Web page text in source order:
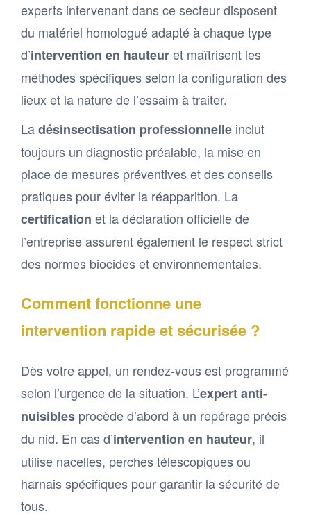
experts intervenant dans ce secteur disposent
du matériel homologué adapté à chaque type
d’intervention en hauteuret maîtrisent les
méthodes spécifiques selon la configuration des
lieux et la nature de l’essaim à traiter.
Ladésinsectisation professionnelle inclut
toujours un diagnostic préalable, la mise en
place de mesures préventives et des conseils
pratiques pour éviter la réapparition. La
certification et la déclaration officielle de
l’entreprise assurent également le respect strict
des normes biocides et environnementales.
Comment fonctionne une
intervention rapide et sécurisée ?
Dès votre appel, un rendez-vous est programmé
selon l’urgence de la situation. L’expert anti-
nuisibles procède d’abord à un repérage précis
du nid. En cas d’intervention en hauteur, il
utilise nacelles, perches télescopiques ou
harnais spécifiques pour garantir la sécurité de
tous.